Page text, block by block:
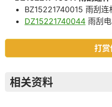
BZ15221740015 雨刮
DZ15221740044 雨刮
打赏
相关资料